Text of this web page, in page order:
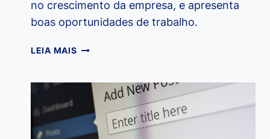
no crescimento da empresa, e apresenta
boas oportunidades de trabalho.
LEIA MAISA
TECNOLOGIA
INFORMAÇÃO